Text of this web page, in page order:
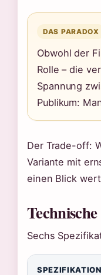
DAS PARADOX
Obwohl der
Rolle – die
Spannung
Publikum:
Der Trade-off:
Variante mit
einen Blick
Sechs
SPEZIFIKATION